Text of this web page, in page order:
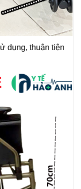
dụng, thuận tiện